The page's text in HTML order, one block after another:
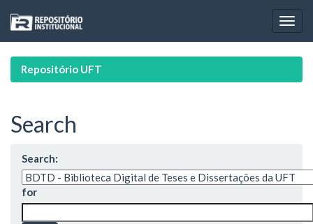
navigation
Repositório UFT
Search
Search:
for